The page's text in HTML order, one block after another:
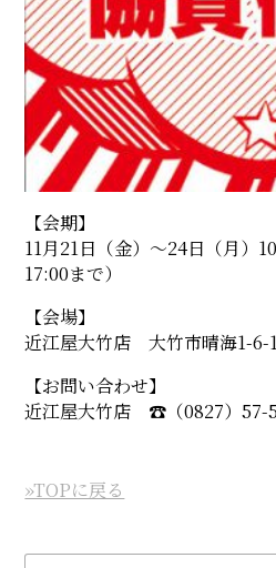
【会期】
11月21日（金）〜24日（月）
17:00まで）
【会場】
近江屋大竹店 大竹市晴海1-6-
【お問い合わせ】
近江屋大竹店 ☎︎（0827）57-
»TOPに戻る